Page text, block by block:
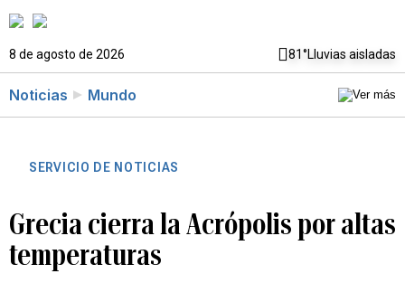
8 de agosto de 2026 81°Lluvias aisladas
Noticias Mundo
SERVICIO DE NOTICIAS
Grecia cierra la Acrópolis por altas
temperaturas